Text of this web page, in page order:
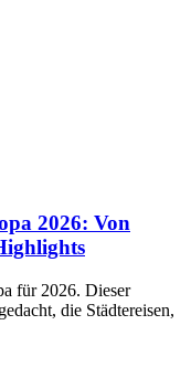
2026: Von
für 2026. Dieser
die Städtereisen,